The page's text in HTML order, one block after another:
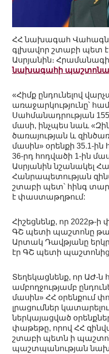
ՀՀ նախագահ Վահագն
գլխավոր շտաբի պետ
Ասրյանին։
նախագահի
«Հիմք ընդունելով
առաջարկությունը՝
Սահմանադրության
մասի, ինչպես նաև
ծառայության և
մասին» օրենքի 35.1-
36-րդ հոդվածի 1-ին
Ասրյանին նշանակել
Հանրապետության
շտաբի պետ՝ հինգ
է փաստաթղթում:
Հիշեցնենք, որ 2022թ-
ԳՇ պետի պաշտոնը
Արտակ Դավթյանը
էր ԳՇ պետի
Տեղեկացնենք, որ ԱԺ-ն
ամբողջությամբ
մասին» ՀՀ օրենքում
լրացումներ
ներկայացված
փաթեթը, որով ՀՀ
շտաբի պետն ի
պաշտպանության